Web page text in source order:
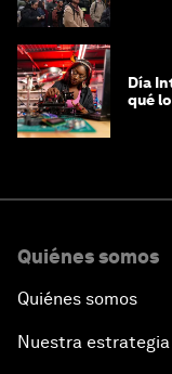
Día
qué
Quiénes somos
Quiénes somos
Nuestra estrategia